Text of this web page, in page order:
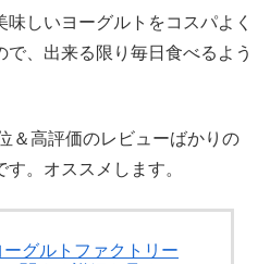
しいヨーグルトをコスパよく
、出来る限り毎日食べるよう
＆高評価のレビューばかりの
。オススメします。
グルトファクトリー